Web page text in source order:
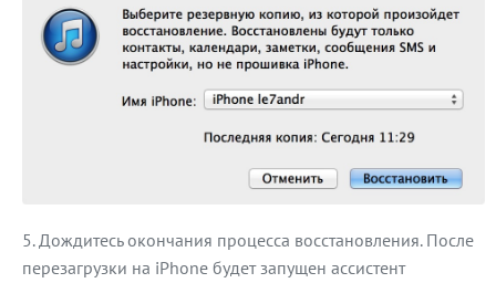
Дождитесь окончания процесса восстановления. После
перезагрузки на iPhone будет запущен ассистент